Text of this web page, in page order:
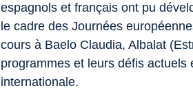
espagnols et français ont pu
le cadre des Journées
cours à Baelo Claudia, Albalat
programmes et leurs défis
internationale.